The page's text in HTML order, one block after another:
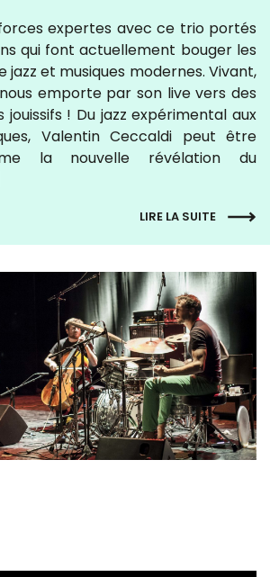
expertes avec ce trio portés
qui font actuellement bouger les
jazz et musiques modernes. Vivant,
emporte par son live vers des
jouissifs ! Du jazz expérimental aux
Valentin Ceccaldi peut être
la nouvelle révélation du
LIRE LA SUITE